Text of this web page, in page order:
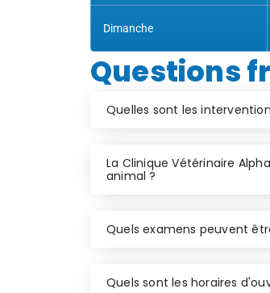
Dimanche
Questions
Quelles sont les
La Clinique Vétérinaire
animal ?
Quels examens peuvent
Quels sont les horaires